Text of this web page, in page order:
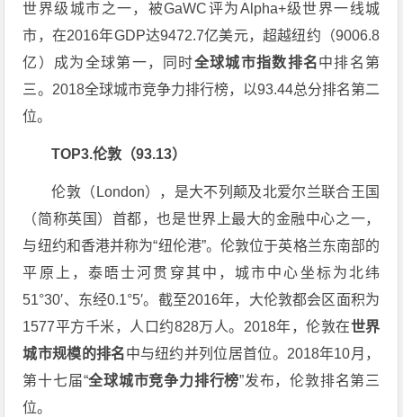
世界级城市之一，被GaWC评为Alpha+级世界一线城
市，在2016年GDP达9472.7亿美元，超越纽约（9006.8
亿）成为全球第一，同时全球城市指数排名中排名第
三。2018全球城市竞争力排行榜，以93.44总分排名第二
位。
TOP3.伦敦（93.13）
伦敦（London），是大不列颠及北爱尔兰联合王国
（简称英国）首都，也是世界上最大的金融中心之一，
与纽约和香港并称为“纽伦港”。伦敦位于英格兰东南部的
平原上，泰晤士河贯穿其中，城市中心坐标为北纬
51°30′、东经0.1°5′。截至2016年，大伦敦都会区面积为
1577平方千米，人口约828万人。2018年，伦敦在世界
城市规模的排名中与纽约并列位居首位。2018年10月，
第十七届“全球城市竞争力排行榜”发布，伦敦排名第三
位。